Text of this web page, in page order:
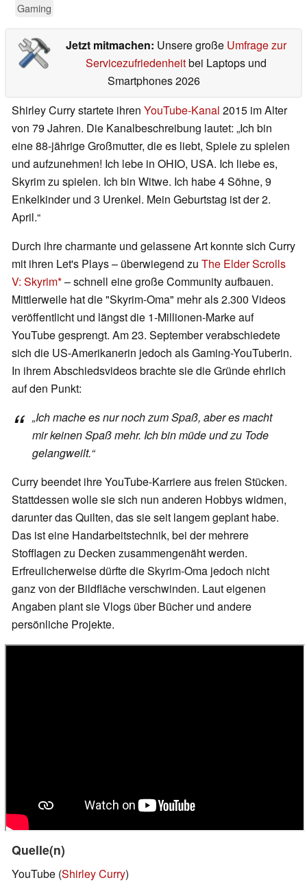
Gaming
Jetzt mitmachen: Unsere große Umfrage zur
Servicezufriedenheitbei Laptops und
Smartphones 2026
Shirley Curry startete ihren YouTube-Kanal 2015 im Alter
von 79 Jahren. Die Kanalbeschreibung lautet: „Ich bin
eine 88-jährige Großmutter, die es liebt, Spiele zu spielen
und aufzunehmen! Ich lebe in OHIO, USA. Ich liebe es,
Skyrim zu spielen. Ich bin Witwe. Ich habe 4 Söhne, 9
Enkelkinder und 3 Urenkel. Mein Geburtstag ist der 2.
April.“
Durch ihre charmante und gelassene Art konnte sich Curry
mit ihren Let's Plays – überwiegend zu The Elder Scrolls
V: Skyrim – schnell eine große Community aufbauen.
Mittlerweile hat die "Skyrim-Oma" mehr als 2.300 Videos
veröffentlicht und längst die 1-Millionen-Marke auf
YouTube gesprengt. Am 23. September verabschiedete
sich die US-Amerikanerin jedoch als Gaming-YouTuberin.
In ihrem Abschiedsvideos brachte sie die Gründe ehrlich
auf den Punkt:
„Ich mache es nur noch zum Spaß, aber es macht
mir keinen Spaß mehr. Ich bin müde und zu Tode
gelangweilt.“
Curry beendet ihre YouTube-Karriere aus freien Stücken.
Stattdessen wolle sie sich nun anderen Hobbys widmen,
darunter das Quilten, das sie seit langem geplant habe.
Das ist eine Handarbeitstechnik, bei der mehrere
Stofflagen zu Decken zusammengenäht werden.
Erfreulicherweise dürfte die Skyrim-Oma jedoch nicht
ganz von der Bildfläche verschwinden. Laut eigenen
Angaben plant sie Vlogs über Bücher und andere
persönliche Projekte.
Quelle(n)
YouTube (Shirley Curry)